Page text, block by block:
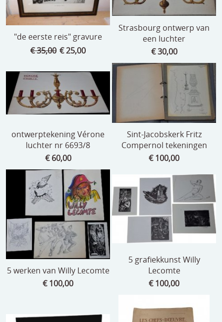
"de eerste reis" gravure
€ 35,00 € 25,00
Strasbourg ontwerp van
een luchter
€ 30,00
ontwerptekening Vérone
luchter nr 6693/8
€ 60,00
Sint-Jacobskerk Fritz
Compernol tekeningen
€ 100,00
5 werken van Willy Lecomte
€ 100,00
5 grafiekkunst Willy
Lecomte
€ 100,00